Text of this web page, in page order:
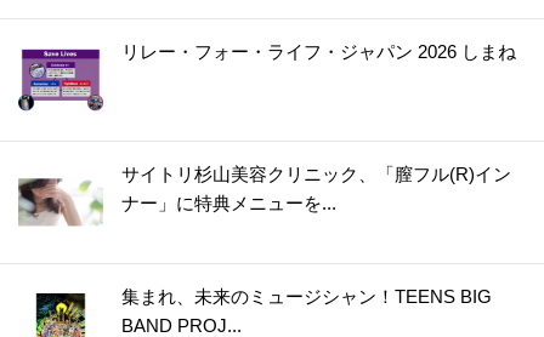
リレー・フォー・ライフ・ジャパン 2026 しまね
サイトリ杉山美容クリニック、「膣フル(R)イン
ナー」に特典メニューを...
集まれ、未来のミュージシャン！TEENS BIG
BAND PROJ...